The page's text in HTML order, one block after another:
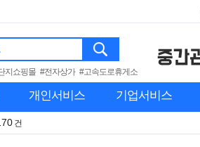
지쇼핑몰 #전자상가 #고속도로휴게소
개인서비스 기업서비스
건